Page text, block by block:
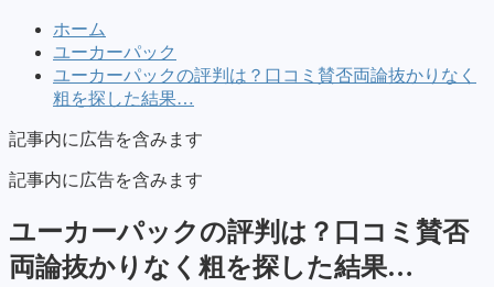
ホーム
ユーカーパック
ユーカーパックの評判は？口コミ賛否両論抜かりなく
粗を探した結果…
記事内に広告を含みます
記事内に広告を含みます
ユーカーパックの評判は？口コミ賛否
両論抜かりなく粗を探した結果…